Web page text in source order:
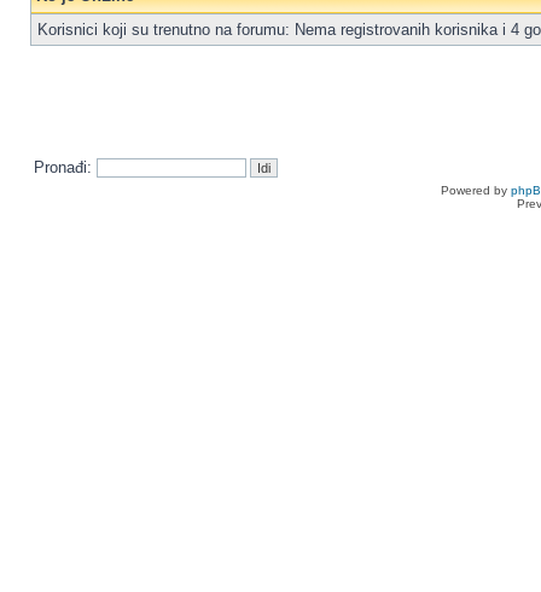
Korisnici koji su trenutno na forumu: Nema registrovanih korisnika i 4
Pronađi:
Powered by